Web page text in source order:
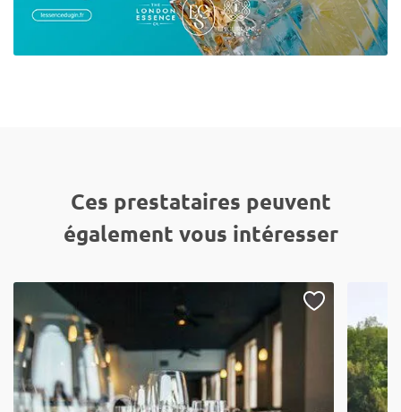
Ces prestataires peuvent
également vous intéresser